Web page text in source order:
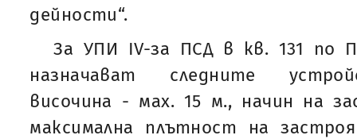
дейности“.
За УПИ IV-за ПСД в кв. 131 по
назначават следните
височина - мах. 15 м., начин на
максимална плътност на